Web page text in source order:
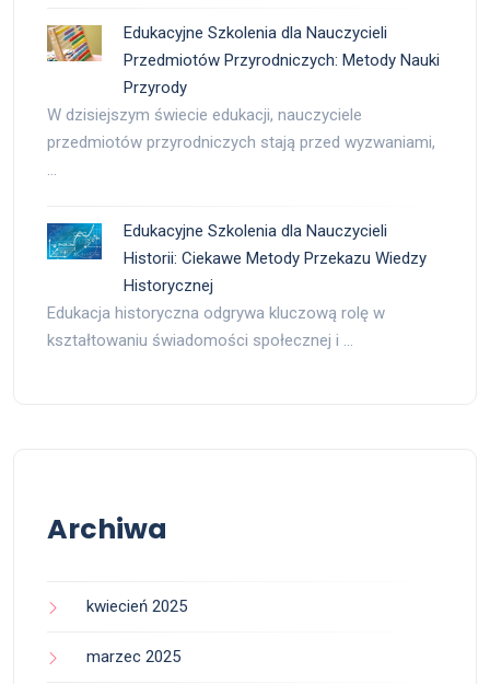
Edukacyjne Szkolenia dla Nauczycieli
Przedmiotów Przyrodniczych: Metody Nauki
Przyrody
W dzisiejszym świecie edukacji, nauczyciele
przedmiotów przyrodniczych stają przed wyzwaniami,
…
Edukacyjne Szkolenia dla Nauczycieli
Historii: Ciekawe Metody Przekazu Wiedzy
Historycznej
Edukacja historyczna odgrywa kluczową rolę w
kształtowaniu świadomości społecznej i …
Archiwa
kwiecień 2025
marzec 2025